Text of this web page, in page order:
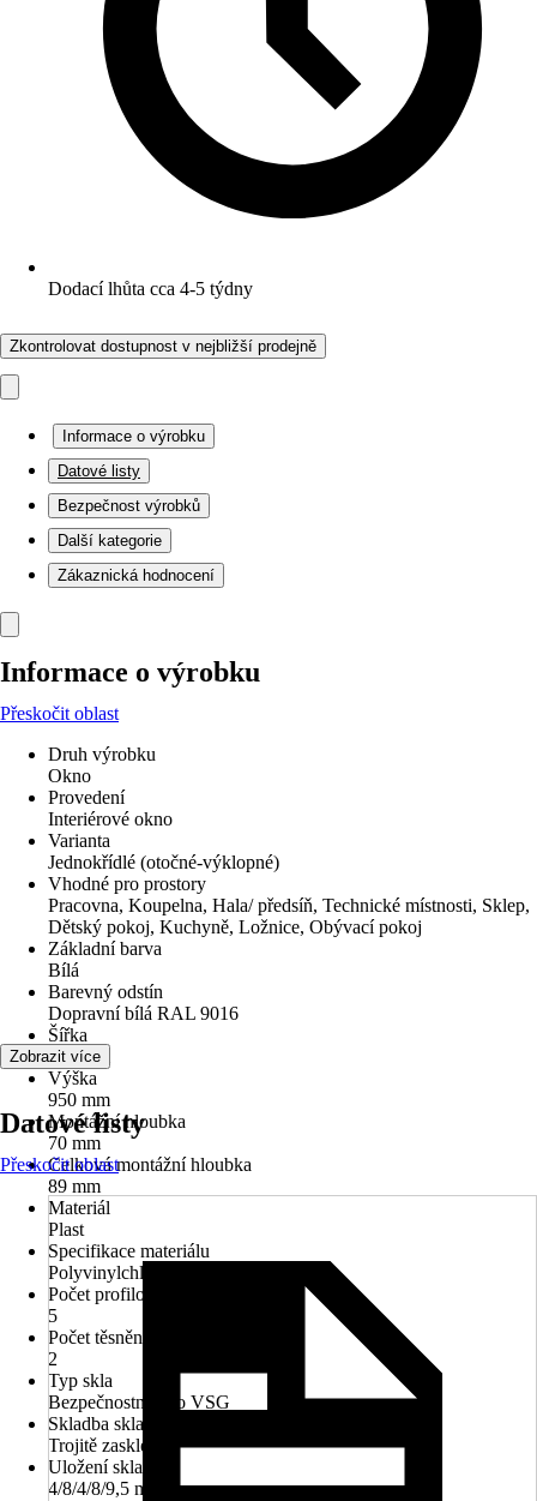
Dodací lhůta cca 4-5 týdny
Zkontrolovat dostupnost v nejbližší prodejně
Informace o výrobku
Datové listy
Bezpečnost výrobků
Další kategorie
Zákaznická hodnocení
Informace o výrobku
Přeskočit oblast
Druh výrobku
Okno
Provedení
Interiérové okno
Varianta
Jednokřídlé (otočné-výklopné)
Vhodné pro prostory
Pracovna, Koupelna, Hala/ předsíň, Technické místnosti, Sklep,
Dětský pokoj, Kuchyně, Ložnice, Obývací pokoj
Základní barva
Bílá
Barevný odstín
Dopravní bílá RAL 9016
Šířka
800 mm
Výška
950 mm
Montážní hloubka
70 mm
Celková montážní hloubka
89 mm
Materiál
Plast
Specifikace materiálu
Polyvinylchlorid (PVC)
Počet profilových komor
5
Počet těsnění
2
Typ skla
Bezpečnostní sklo VSG
Skladba skla
Trojitě zasklené
Uložení skla
4/8/4/8/9,5 mm
Zobrazit více
Datové listy
Přeskočit oblast